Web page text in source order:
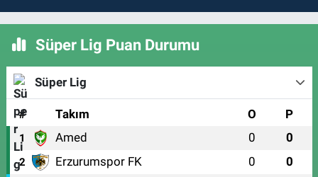
Süper Lig Puan Durumu
Süper Lig
# Takım O P
1 Amed 0 0
2 Erzurumspor FK 0 0